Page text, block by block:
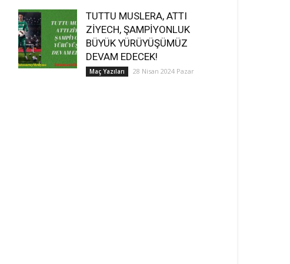
TUTTU MUSLERA, ATTI
ZİYECH, ŞAMPİYONLUK
BÜYÜK YÜRÜYÜŞÜMÜZ
DEVAM EDECEK!
Maç Yazıları 28 Nisan 2024 Pazar